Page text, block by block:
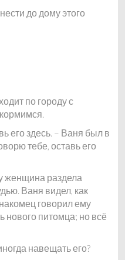
до дому этого
по городу с
его здесь. – Ваня был в
тебе, оставь его
женщина раздела
Ваня видел, как
говорил ему
нового питомца; но всё
навещать его?